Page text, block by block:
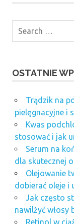
OSTATNIE
Trądzik na
pielęgnacyjne i
Kwas
stosować i jak
Serum na
dla skutecznej
Olejowanie
dobierać oleje i
Jak często
nawilżyć włosy
Retinol w